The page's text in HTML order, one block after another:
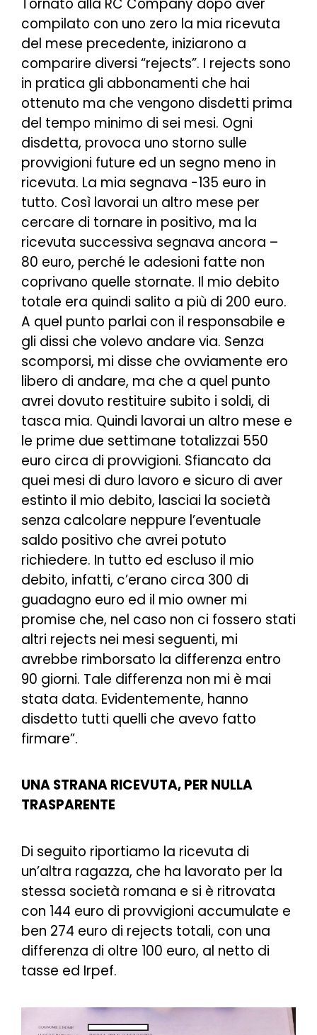
Tornato alla RC Company dopo aver
compilato con uno zero la mia ricevuta
del mese precedente, iniziarono a
comparire diversi “rejects”. I rejects sono
in pratica gli abbonamenti che hai
ottenuto ma che vengono disdetti prima
del tempo minimo di sei mesi. Ogni
disdetta, provoca uno storno sulle
provvigioni future ed un segno meno in
ricevuta. La mia segnava -135 euro in
tutto. Così lavorai un altro mese per
cercare di tornare in positivo, ma la
ricevuta successiva segnava ancora –
80 euro, perché le adesioni fatte non
coprivano quelle stornate. Il mio debito
totale era quindi salito a più di 200 euro.
A quel punto parlai con il responsabile e
gli dissi che volevo andare via. Senza
scomporsi, mi disse che ovviamente ero
libero di andare, ma che a quel punto
avrei dovuto restituire subito i soldi, di
tasca mia. Quindi lavorai un altro mese e
le prime due settimane totalizzai 550
euro circa di provvigioni. Sfiancato da
quei mesi di duro lavoro e sicuro di aver
estinto il mio debito, lasciai la società
senza calcolare neppure l’eventuale
saldo positivo che avrei potuto
richiedere. In tutto ed escluso il mio
debito, infatti, c’erano circa 300 di
guadagno euro ed il mio owner mi
promise che, nel caso non ci fossero stati
altri rejects nei mesi seguenti, mi
avrebbe rimborsato la differenza entro
90 giorni. Tale differenza non mi è mai
stata data. Evidentemente, hanno
disdetto tutti quelli che avevo fatto
firmare”.
UNA STRANA RICEVUTA, PER NULLA
TRASPARENTE
Di seguito riportiamo la ricevuta di
un’altra ragazza, che ha lavorato per la
stessa società romana e si è ritrovata
con 144 euro di provvigioni accumulate e
ben 274 euro di rejects totali, con una
differenza di oltre 100 euro, al netto di
tasse ed Irpef.